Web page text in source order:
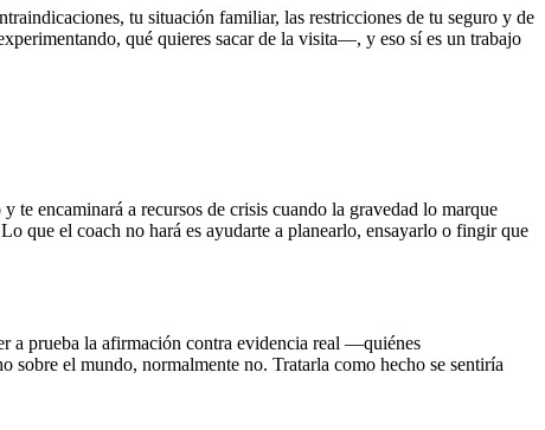
tu situación familiar, las restricciones de tu seguro y de
qué quieres sacar de la visita—, y eso sí es un trabajo
te encaminará a recursos de crisis cuando la gravedad lo marque
que el coach no hará es ayudarte a planearlo, ensayarlo o fingir que
a prueba la afirmación contra evidencia real —quiénes
el mundo, normalmente no. Tratarla como hecho se sentiría